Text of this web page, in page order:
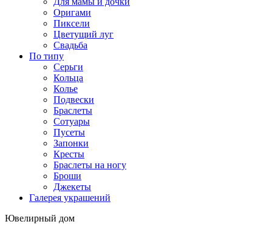
Оригами
Пиксели
Цветущий луг
Свадьба
По типу
Серьги
Кольца
Колье
Подвески
Браслеты
Сотуары
Пусеты
Запонки
Кресты
Браслеты на ногу
Броши
Джекеты
Галерея украшений
Ювелирный дом